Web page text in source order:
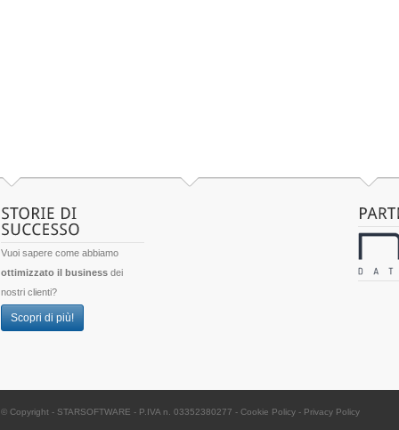
Vuoi sapere come abbiamo
ottimizzato il business dei
nostri clienti?
Scopri di più!
© Copyright - STARSOFTWARE - P.IVA n. 03352380277 - Cookie Policy - Privacy Policy